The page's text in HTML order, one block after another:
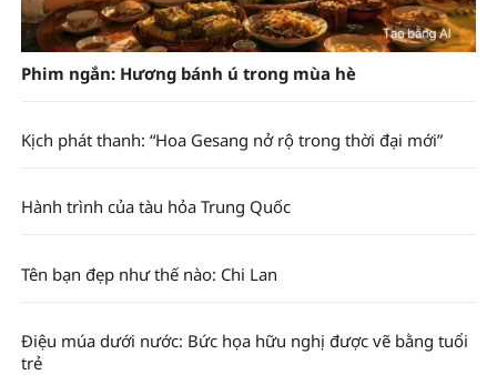
Phim ngắn: Hương bánh ú trong mùa hè
Kịch phát thanh: “Hoa Gesang nở rộ trong thời đại mới”
Hành trình của tàu hỏa Trung Quốc
Tên bạn đẹp như thế nào: Chi Lan
Điệu múa dưới nước: Bức họa hữu nghị được vẽ bằng tuổi
trẻ